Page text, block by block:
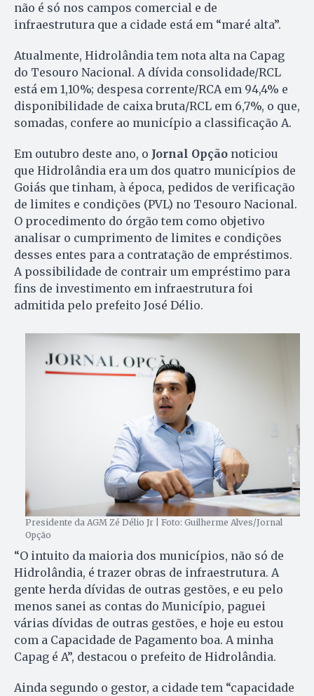
não é só nos campos comercial e de
infraestrutura que a cidade está em “maré alta”.
Atualmente, Hidrolândia tem nota alta na Capag
do Tesouro Nacional. A dívida consolidade/RCL
está em 1,10%; despesa corrente/RCA em 94,4% e
disponibilidade de caixa bruta/RCL em 6,7%, o que,
somadas, confere ao município a classificação A.
Em outubro deste ano, o Jornal Opção noticiou
que Hidrolândia era um dos quatro municípios de
Goiás que tinham, à época, pedidos de verificação
de limites e condições (PVL) no Tesouro Nacional.
O procedimento do órgão tem como objetivo
analisar o cumprimento de limites e condições
desses entes para a contratação de empréstimos.
A possibilidade de contrair um empréstimo para
fins de investimento em infraestrutura foi
admitida pelo prefeito José Délio.
Presidente da AGM Zé Délio Jr | Foto: Guilherme Alves/Jornal
Opção
“O intuito da maioria dos municípios, não só de
Hidrolândia, é trazer obras de infraestrutura. A
gente herda dívidas de outras gestões, e eu pelo
menos sanei as contas do Município, paguei
várias dívidas de outras gestões, e hoje eu estou
com a Capacidade de Pagamento boa. A minha
Capag é A”, destacou o prefeito de Hidrolândia.
Ainda segundo o gestor, a cidade tem “capacidade